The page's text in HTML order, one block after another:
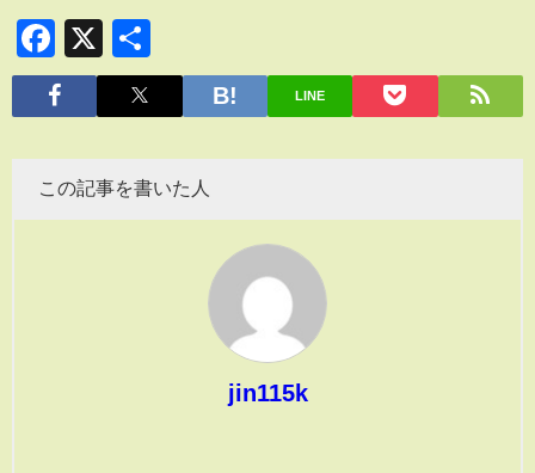
Facebook
X
有
LINE
この記事を書いた人
jin115k